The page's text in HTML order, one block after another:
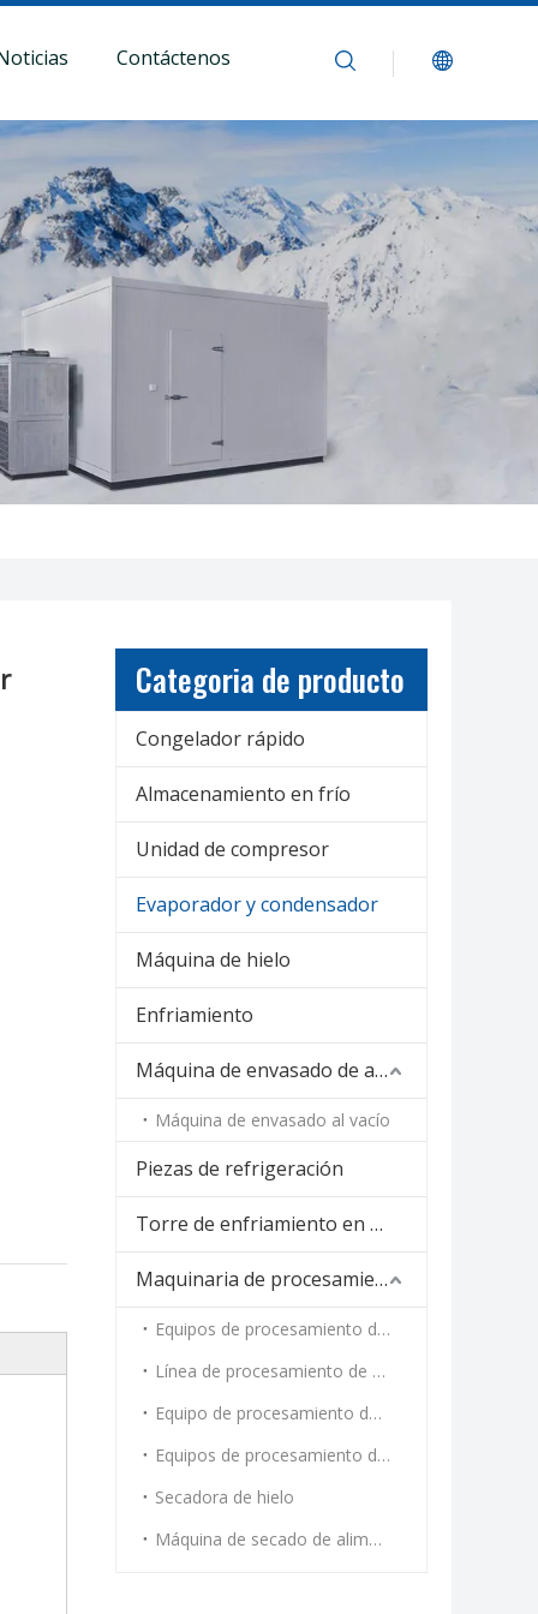
Contáctenos
Categoria de producto
Congelador rápido
Almacenamiento en frío
Unidad de compresor
Evaporador y condensador
Máquina de hielo
Enfriamiento
Máquina de envasado de alimentos
Máquina de envasado al vacío
Piezas de refrigeración
Torre de enfriamiento en espiral
Maquinaria de procesamiento de alimentos
Equipos de procesamiento de carne
Línea de procesamiento de vegetales
Equipo de procesamiento de mariscos
Equipos de procesamiento de cocción al vapor y tostado
Secadora de hielo
Máquina de secado de alimentos